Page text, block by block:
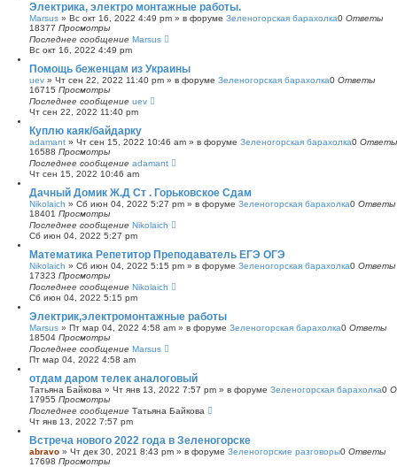
Электрика, электро монтажные работы.
Marsus » Вс окт 16, 2022 4:49 pm » в форуме Зеленогорская барахолка0 Ответы
18377 Просмотры
Последнее сообщение Marsus
Вс окт 16, 2022 4:49 pm
Помощь беженцам из Украины
uev » Чт сен 22, 2022 11:40 pm » в форуме Зеленогорская барахолка0 Ответы
16715 Просмотры
Последнее сообщение uev
Чт сен 22, 2022 11:40 pm
Куплю каяк/байдарку
adamant » Чт сен 15, 2022 10:46 am » в форуме Зеленогорская барахолка0 Ответы
16588 Просмотры
Последнее сообщение adamant
Чт сен 15, 2022 10:46 am
Дачный Домик Ж.Д Ст . Горьковское Сдам
Nikolaich » Сб июн 04, 2022 5:27 pm » в форуме Зеленогорская барахолка0 Ответы
18401 Просмотры
Последнее сообщение Nikolaich
Сб июн 04, 2022 5:27 pm
Математика Репетитор Преподаватель ЕГЭ ОГЭ
Nikolaich » Сб июн 04, 2022 5:15 pm » в форуме Зеленогорская барахолка0 Ответы
17323 Просмотры
Последнее сообщение Nikolaich
Сб июн 04, 2022 5:15 pm
Электрик,электромонтажные работы
Marsus » Пт мар 04, 2022 4:58 am » в форуме Зеленогорская барахолка0 Ответы
18504 Просмотры
Последнее сообщение Marsus
Пт мар 04, 2022 4:58 am
отдам даром телек аналоговый
Татьяна Байкова » Чт янв 13, 2022 7:57 pm » в форуме Зеленогорская барахолка0
17955 Просмотры
Последнее сообщение Татьяна Байкова
Чт янв 13, 2022 7:57 pm
Встреча нового 2022 года в Зеленогорске
abravo » Чт дек 30, 2021 8:43 pm » в форуме Зеленогорские разговоры0 Ответы
17698 Просмотры